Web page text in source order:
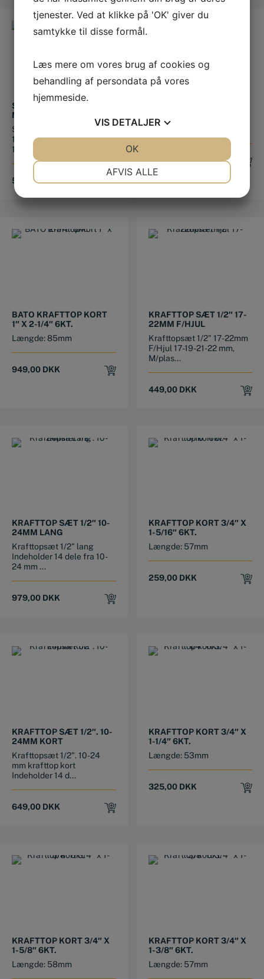
SKRUEUDTRÆKKERSÆT
M3-14MM
Skrueudtrækkersæt M3-
14mm M3-4-5-5,5-6-8-10-
11-12-14mm-1/...
524,00DKK
359,00DKK
BATO KRAFTTOP KORT
1″ X 2-1/4″ 6KT.
Længde: 85mm
949,00 DKK
KRAFTTOP SÆT 1/2″ 17-
22MM F/HJUL
Krafttopsæt 1/2" 17-22mm
F/Hjul 17-19-21-22 mm,
M/plas...
449,00 DKK
KRAFTTOP SÆT 1/2″ 10-
24MM LANG
Krafttopsæt 1/2" lang
Indeholder 14 dele fra 10-
24 mm ...
979,00 DKK
KRAFTTOP KORT 3/4″ X
1-5/16″ 6KT.
Længde: 57mm
259,00 DKK
KRAFTTOP SÆT 1/2″. 10-
24MM KORT
Krafttopsæt 1/2". 10-24
mm krafttop kort
Indeholder 14 d...
649,00 DKK
KRAFTTOP KORT 3/4″ X
1-1/4″ 6KT.
Længde: 53mm
325,00 DKK
KRAFTTOP KORT 3/4″ X
1-5/8″ 6KT.
Længde: 58mm
KRAFTTOP KORT 3/4″ X
1-3/8″ 6KT.
Længde: 57mm
tjenester. Ved at klikke på 'OK' giver du
samtykke til disse formål.
Læs mere om vores brug af cookies og
behandling af persondata på vores
hjemmeside.
VIS DETALJER
AFVIS ALLE
OK